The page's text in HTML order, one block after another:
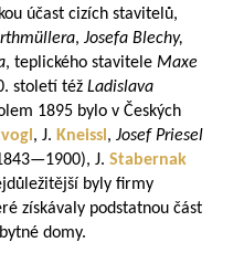
účast cizích stavitelů,
, Josefa Blechy,
, teplického stavitele Maxe
století též Ladislava
1895 bylo v Českých
, J. Kneissl , Josef Priesel
), J. Stabernak
byly firmy
získávaly podstatnou část
domy.